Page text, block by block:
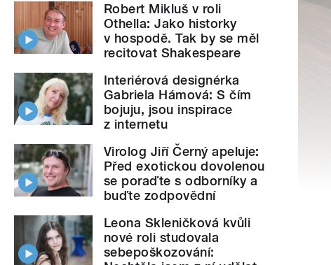
Robert Mikluš v roli
Othella: Jako historky
v hospodě. Tak by se měl
recitovat Shakespeare
Interiérová designérka
Gabriela Hámová: S čím
bojuju, jsou inspirace
z internetu
Virolog Jiří Černý apeluje:
Před exotickou dovolenou
se poraďte s odborníky a
buďte zodpovědní
Leona Skleničková kvůli
nové roli studovala
sebepoškozování: